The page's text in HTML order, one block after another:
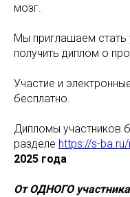
мозг.
Мы приглашаем стать
получить диплом о
Участие и
бесплатно.
Дипломы участников
разделе https://s-
2025 года
От ОДНОГО